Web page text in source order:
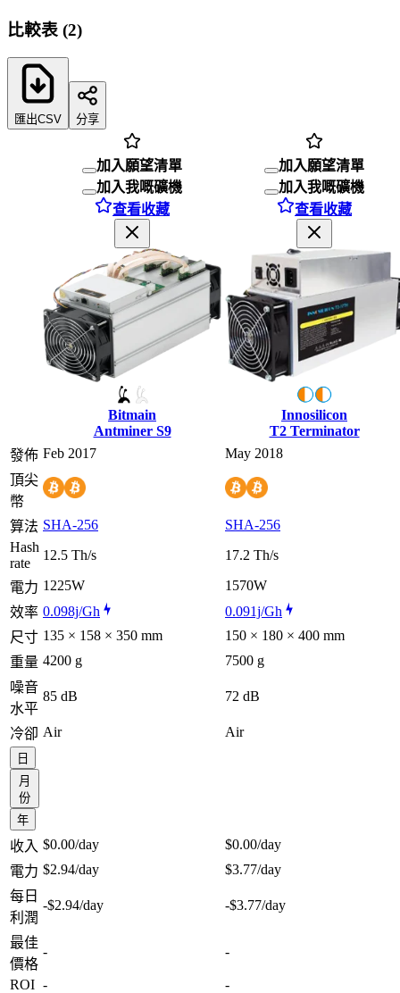
比較表 (2)
匯出CSV 分享
加入願望清單
加入我嘅礦機
查看收藏
Bitmain
Antminer S9
加入願望清單
加入我嘅礦機
查看收藏
Innosilicon
T2 Terminator
發佈 Feb 2017
May 2018
頂尖
幣
算法 SHA-256
SHA-256
Hash
rate
12.5 Th/s 17.2 Th/s
電力 1225W
1570W
效率 0.098j/Gh
0.091j/Gh
尺寸 135 × 158 × 350 mm
150 × 180 × 400 mm
重量 4200 g
7500 g
噪音
水平
85 dB 72 dB
冷卻 Air Air
日
月
份
年
收入 $0.00/day $0.00/day
電力 $2.94/day $3.77/day
每日
利潤
-$2.94/day -$3.77/day
最佳
價格
- -
ROI -
-